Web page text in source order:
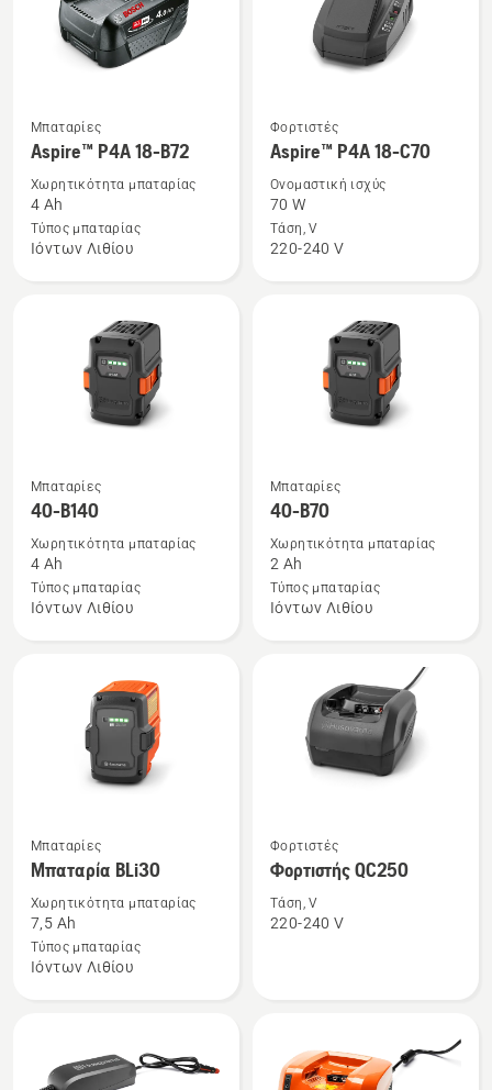
Δείτε
περισσότερες
λεπτομέρειες
για
το
Aspire™
Μπαταρίες
Aspire™ P4A 18-B72
Χωρητικότητα μπαταρίας
4 Ah
Τύπος μπαταρίας
Ιόντων Λιθίου
Δείτε
περισσότερες
λεπτομέρειες
για
το
Aspire™
Φορτιστές
Aspire™ P4A 18-C70
Ονομαστική ισχύς
70 W
Τάση, V
220-240 V
Δείτε
περισσότερες
λεπτομέρειες
για
το
40-
Μπαταρίες
40-B140
Χωρητικότητα μπαταρίας
4 Ah
Τύπος μπαταρίας
Ιόντων Λιθίου
Δείτε
περισσότερες
λεπτομέρειες
για
το
40-
Μπαταρίες
40-B70
Χωρητικότητα μπαταρίας
2 Ah
Τύπος μπαταρίας
Ιόντων Λιθίου
Δείτε
περισσότερες
λεπτομέρειες
για
το
Μπαταρία
Μπαταρίες
Μπαταρία BLi30
Χωρητικότητα μπαταρίας
7,5 Ah
Τύπος μπαταρίας
Ιόντων Λιθίου
Δείτε
περισσότερες
λεπτομέρειες
για
Φορτιστές
Φορτιστής QC250
Τάση, V
220-240 V